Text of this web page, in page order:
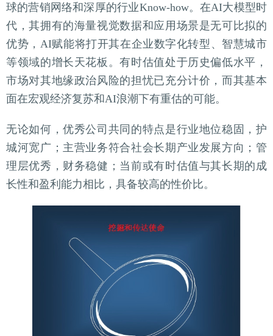
球的营销网络和深厚的行业Know-how。在AI大模型时
代，其拥有的海量视觉数据和应用场景是无可比拟的
优势，AI赋能将打开其在企业数字化转型、智慧城市
等领域的增长天花板。有时估值处于历史偏低水平，
市场对其地缘政治风险的担忧已充分计价，而其基本
面在宏观经济复苏和AI浪潮下有重估的可能。
无论如何，优秀公司共同的特点是行业地位稳固，护
城河宽广；主营业务符合社会长期产业发展方向；管
理层优秀，财务稳健；当前或有时估值与其长期的成
长性和盈利能力相比，具备较高的性价比。